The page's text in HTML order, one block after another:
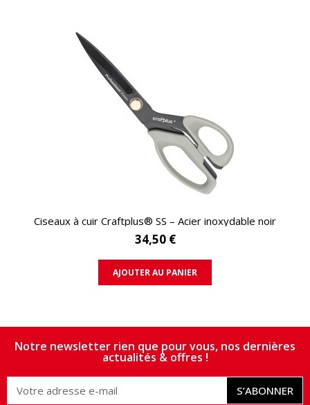
APERÇU RAPIDE
Ciseaux à cuir Craftplus® SS – Acier inoxydable noir
34,50 €
AJOUTER AU PANIER
Notre newsletter rien que pour vous, nos dernières
actualités & offres !
S’ABONNER